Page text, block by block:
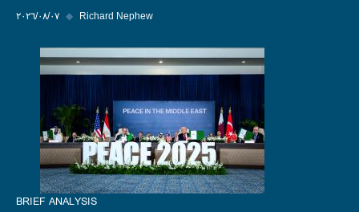
٠٧‏/٠٨‏/٢٠٢٦ ◆ Richard Nephew
BRIEF ANALYSIS